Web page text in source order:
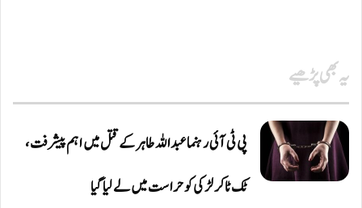
یہ بھی پڑھیے
پی ٹی آئی رہنما عبداللہ طاہر کے قتل میں اہم پیشرفت،
ٹک ٹاکر لڑکی کو حراست میں لے لیا گیا